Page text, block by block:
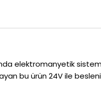
elektromanyetik
bu ürün 24V ile